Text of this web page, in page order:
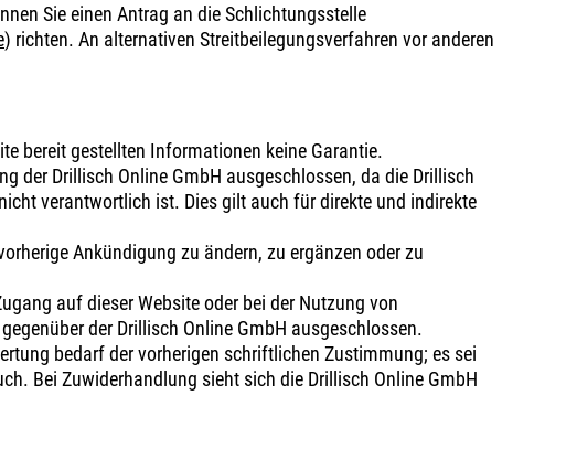
Sie einen Antrag an die Schlichtungsstelle
) richten. An alternativen Streitbeilegungsverfahren vor anderen
bereit gestellten Informationen keine Garantie.
der Drillisch Online GmbH ausgeschlossen, da die Drillisch
verantwortlich ist. Dies gilt auch für direkte und indirekte
Ankündigung zu ändern, zu ergänzen oder zu
auf dieser Website oder bei der Nutzung von
der Drillisch Online GmbH ausgeschlossen.
bedarf der vorherigen schriftlichen Zustimmung; es sei
Bei Zuwiderhandlung sieht sich die Drillisch Online GmbH